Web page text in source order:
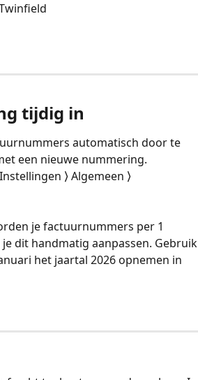
tijdig in
automatisch door te
een nieuwe nummering.
⟩ Algemeen ⟩
je factuurnummers per 1
dit handmatig aanpassen. Gebruik
het jaartal 2026 opnemen in